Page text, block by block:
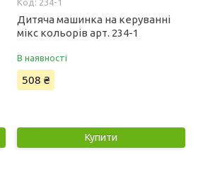
234-1
Дитяча машинка на керуванні
мікс кольорів арт. 234-1
В наявності
508 ₴
Купити